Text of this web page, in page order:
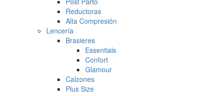
Reductoras
Alta Compresión
Lencería
Brasieres
Essentials
Confort
Glamour
Calzones
Plus Size